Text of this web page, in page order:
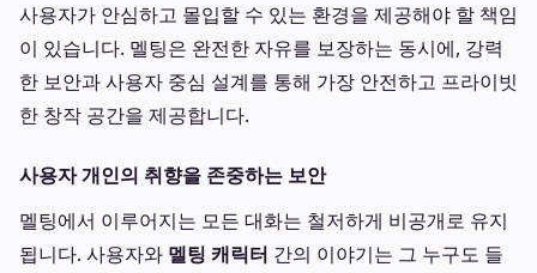
사용자가 안심하고 몰입할 수 있는 환경을 제공해야 할 책임
이 있습니다. 멜팅은 완전한 자유를 보장하는 동시에, 강력
한 보안과 사용자 중심 설계를 통해 가장 안전하고 프라이빗
한 창작 공간을 제공합니다.
사용자 개인의 취향을 존중하는 보안
멜팅에서 이루어지는 모든 대화는 철저하게 비공개로 유지
됩니다. 사용자와 멜팅 캐릭터 간의 이야기는 그 누구도 들